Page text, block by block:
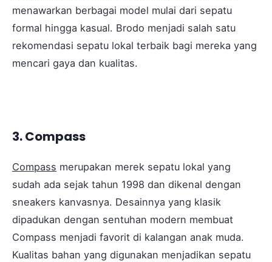
menawarkan berbagai model mulai dari sepatu
formal hingga kasual. Brodo menjadi salah satu
rekomendasi sepatu lokal terbaik bagi mereka yang
mencari gaya dan kualitas.
3. Compass
Compass merupakan merek sepatu lokal yang
sudah ada sejak tahun 1998 dan dikenal dengan
sneakers kanvasnya. Desainnya yang klasik
dipadukan dengan sentuhan modern membuat
Compass menjadi favorit di kalangan anak muda.
Kualitas bahan yang digunakan menjadikan sepatu